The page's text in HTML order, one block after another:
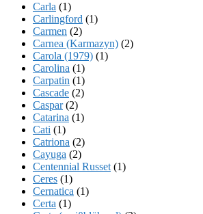
Carla (1)
Carlingford (1)
Carmen (2)
Carnea (Karmazyn) (2)
Carola (1979) (1)
Carolina (1)
Carpatin (1)
Cascade (2)
Caspar(2)
Catarina (1)
Cati (1)
Catriona (2)
Cayuga (2)
Centennial Russet (1)
Ceres (1)
Cernatica (1)
Certa (1)